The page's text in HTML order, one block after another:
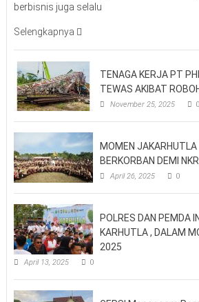
berbisnis juga selalu
Selengkapnya
TENAGA KERJA PT
TEWAS AKIBAT
November 25, 2025 0
MOMEN JAKARHUTLA
BERKORBAN DEMI NKRI
April 26, 2025 0
POLRES DAN PEMDA
KARHUTLA , DALAM
2025
April 13, 2025 0